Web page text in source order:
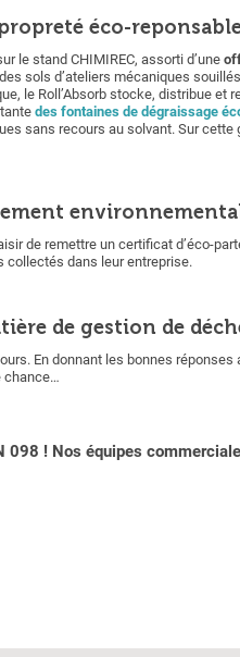
éco-
le stand CHIMIREC, assorti d’une
sols d’ateliers mécaniques
le Roll’Absorb stocke, distribue et
des fontaines de dégraissage
sans recours au solvant. Sur cette
de remettre un certificat d’éco-
collectés dans leur entreprise.
de gestion de
En donnant les bonnes
chance…
098 ! Nos équipes